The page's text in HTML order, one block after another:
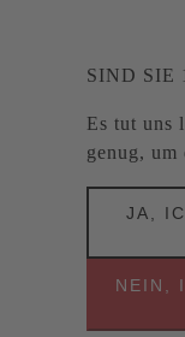
SIND SIE
Es tut uns
genug, um
JA,
NEIN,